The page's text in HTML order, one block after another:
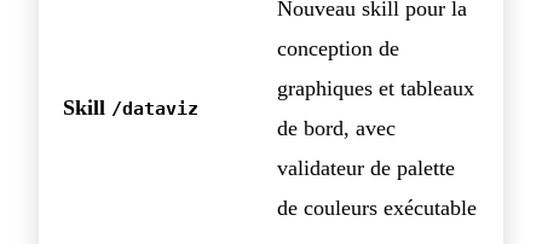
Skill /dataviz
Nouveau skill pour la
conception de
graphiques et tableaux
de bord, avec
validateur de palette
de couleurs exécutable